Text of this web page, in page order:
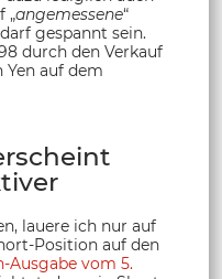
„angemessene“
gespannt sein.
durch den Verkauf
auf dem
lauere ich nur auf
Position auf den
Ausgabe vom 5.